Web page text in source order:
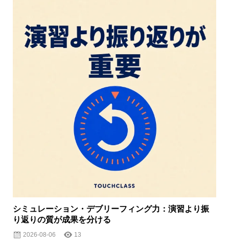
シミュレーション・デブリーフィング力：演習より振
り返りの質が成果を分ける
2026-08-06 13